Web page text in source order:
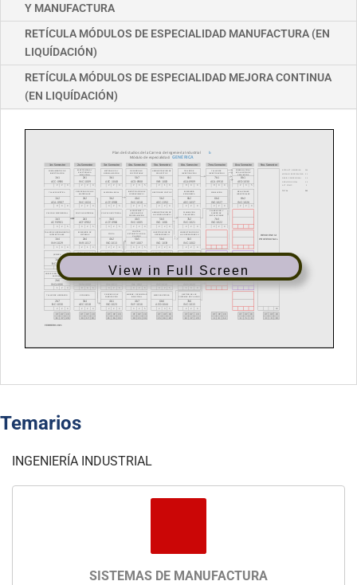
Y MANUFACTURA
RETÍCULA MÓDULOS DE ESPECIALIDAD MANUFACTURA (EN
LIQUÍDACIÓN)
RETÍCULA MÓDULOS DE ESPECIALIDAD MEJORA CONTINUA
(EN LIQUÍDACIÓN)
View in Full Screen
Temarios
INGENIERÍA INDUSTRIAL
SISTEMAS DE MANUFACTURA